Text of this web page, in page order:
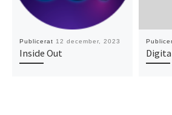
Publicerat 12 december, 2023
Inside Out